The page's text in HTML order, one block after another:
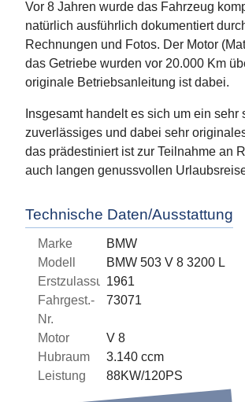
Vor 8 Jahren wurde das Fahrzeug
natürlich ausführlich dokumentiert
Rechnungen und Fotos. Der Motor
das Getriebe wurden vor 20.000 Km
originale Betriebsanleitung ist dabei.
Insgesamt handelt es sich um ein sehr
zuverlässiges und dabei sehr
das prädestiniert ist zur Teilnahme an
auch langen genussvollen
Technische Daten/Ausstattung
Marke
BMW
Modell
BMW 503 V 8 3200 L
Erstzulassung1961
Fahrgest.-
Nr.
73071
Motor
V 8
Hubraum
3.140 ccm
Leistung
88KW/120PS